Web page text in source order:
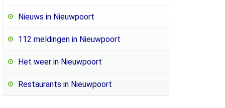
Nieuws in Nieuwpoort
112 meldingen in Nieuwpoort
Het weer in Nieuwpoort
Restaurants in Nieuwpoort